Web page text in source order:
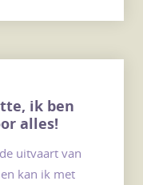
ik ben
alles!
uitvaart van
kan ik met